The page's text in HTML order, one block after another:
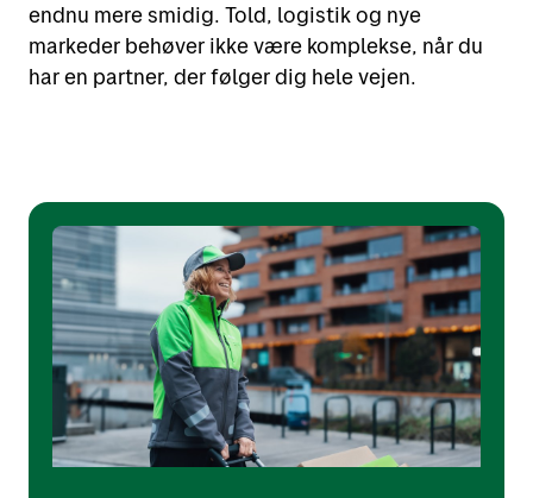
Sporing af pakker og gods
Genlevering
Kundeservice for erhverv
Tjenester
Integrationsløsninger
Priser
Om Bring
Ledige stillinger
Bliv pakkeshop
Pressemeddelelser
Posten Bring AS
Om e-handel
Om told & international transport
Guide til god emballering
Mybring
My Bring profile
In English
Bring.dk/en
endnu mere smidig. Told, logistik og nye
markeder behøver ikke være komplekse, når du
har en partner, der følger dig hele vejen.